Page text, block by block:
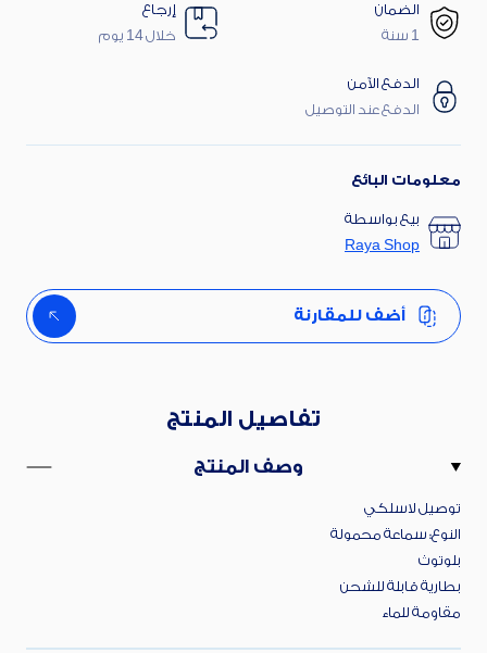
الضمان
1 سنة
إرجاع
خلال 14 يوم
الدفع الآمن
الدفع عند التوصيل
معلومات البائع
بيع بواسطة
Raya Shop
أضف للمقارنة
تفاصيل المنتج
وصف المنتج
توصيل لاسلكي
النوع: سماعة محمولة
بلوتوث
بطارية قابلة للشحن
مقاومة للماء